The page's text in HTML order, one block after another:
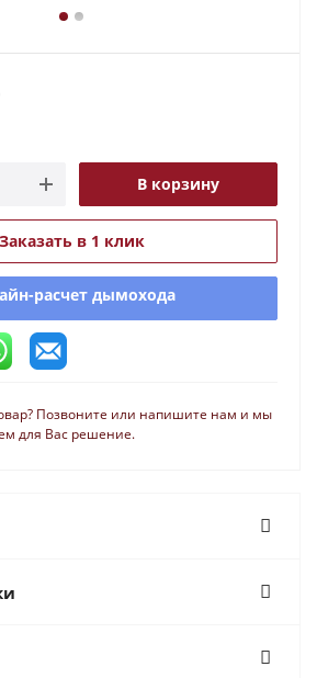
В корзину
Заказать в 1 клик
расчет дымохода
Позвоните или напишите нам и мы
для Вас решение.